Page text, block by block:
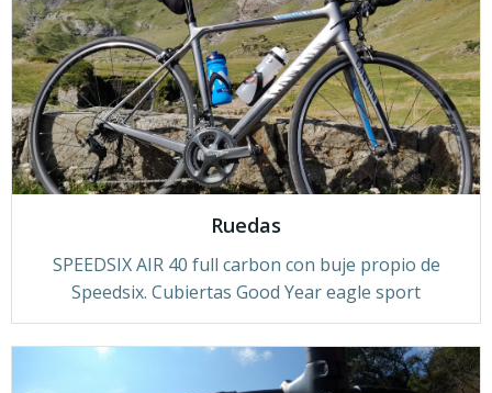
Ruedas
SPEEDSIX AIR 40 full carbon con buje propio de
Speedsix. Cubiertas Good Year eagle sport